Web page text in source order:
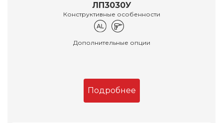
ЛП3030У
Конструктивные особенности
Дополнительные опции
Подробнее